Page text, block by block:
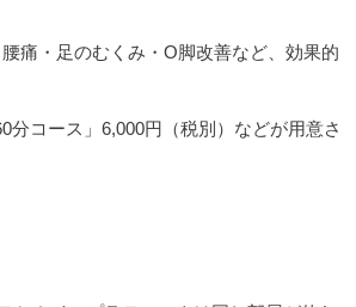
痛・足のむくみ・O脚改善など、効果的
コース」6,000円（税別）などが用意さ